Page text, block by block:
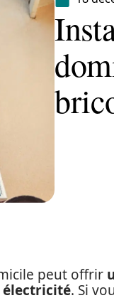
peut offrir
électricité. Si